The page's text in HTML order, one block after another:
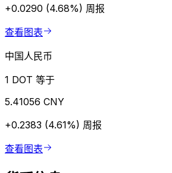
+0.0290 (4.68%) 周报
查看图表
中国人民币
1 DOT 等于
5.41056 CNY
+0.2383 (4.61%) 周报
查看图表